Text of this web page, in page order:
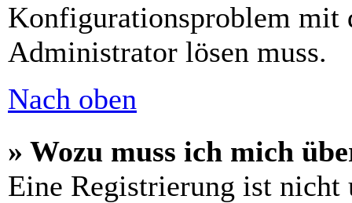
Konfigurationsproblem mit
Administrator lösen muss.
Nach oben
» Wozu muss ich mich
Eine Registrierung ist